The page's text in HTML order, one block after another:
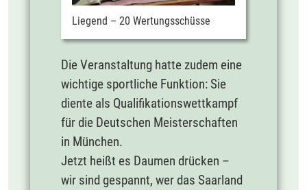
Liegend – 20 Wertungsschüsse
Die Veranstaltung hatte zudem eine
wichtige sportliche Funktion: Sie
diente als Qualifikationswettkampf
für die Deutschen Meisterschaften
in München.
Jetzt heißt es Daumen drücken –
wir sind gespannt, wer das Saarland